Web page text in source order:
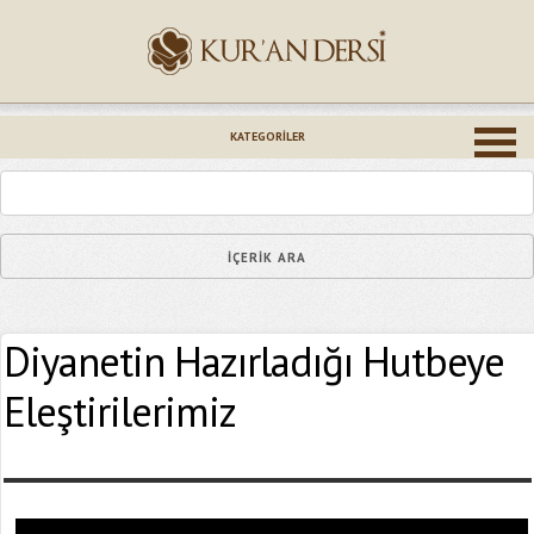
KATEGORILER
Diyanetin Hazırladığı Hutbeye
Eleştirilerimiz
Epostanız (*)
Yaşadığınız Hatanın Ayrıntıları